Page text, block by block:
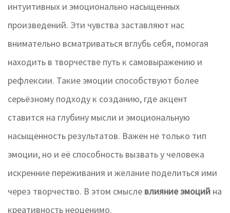
интуитивных и эмоционально насыщенных
произведений. Эти чувства заставляют нас
внимательно всматриваться вглубь себя, помогая
находить в творчестве путь к самовыражению и
рефлексии. Такие эмоции способствуют более
серьёзному подходу к созданию, где акцент
ставится на глубину мысли и эмоциональную
насыщенность результатов. Важен не только тип
эмоции, но и её способность вызвать у человека
искренние переживания и желание поделиться ими
через творчество. В этом смысле влияние эмоций на
креативность неоценимо.